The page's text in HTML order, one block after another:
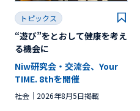
トピックス
“遊び”をとおして健康を考え
る機会に
Niw研究会・交流会、Your
TIME. 8thを開催
社会 2026年8月5日掲載